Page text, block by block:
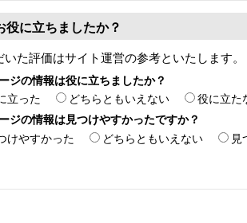
役に立ちましたか？
いた評価はサイト運営の参考といたします。
ジの情報は役に立ちましたか？
立った どちらともいえない
役に立た
ジの情報は見つけやすかったですか？
けやすかった どちらともいえない 見